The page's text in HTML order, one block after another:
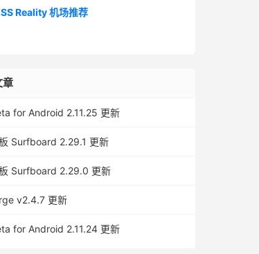
Reality 机场推荐
章
for Android 2.11.25 更新
Surfboard 2.29.1 更新
Surfboard 2.29.0 更新
v2.4.7 更新
for Android 2.11.24 更新